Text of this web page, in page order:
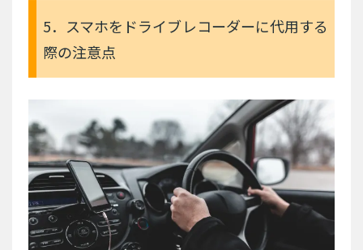
5．スマホをドライブレコーダーに代用する
際の注意点